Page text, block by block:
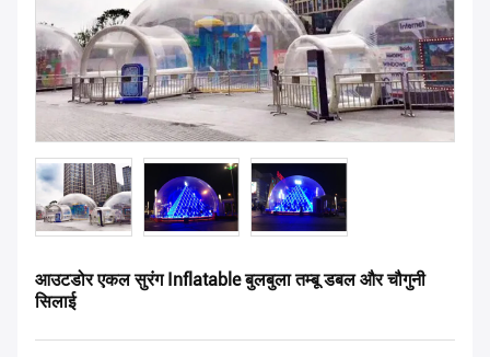
आउटडोर एकल सुरंग Inflatable बुलबुला तम्बू डबल और चौगुनी
सिलाई